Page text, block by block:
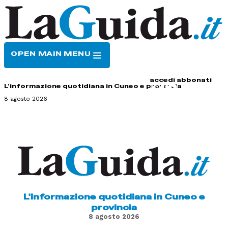
OPEN MAIN MENU
accedi abbonati
L'informazione quotidiana in Cuneo e provincia
8 agosto 2026
L'informazione quotidiana in Cuneo e
provincia
8 agosto 2026